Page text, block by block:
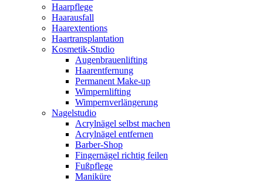
Haarpflege
Haarausfall
Haarextentions
Haartransplantation
Kosmetik-Studio
Augenbrauenlifting
Haarentfernung
Permanent Make-up
Wimpernlifting
Wimpernverlängerung
Nagelstudio
Acrylnägel selbst machen
Acrylnägel entfernen
Barber-Shop
Fingernägel richtig feilen
Fußpflege
Maniküre